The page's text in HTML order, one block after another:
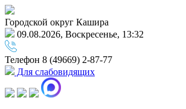
Городской округ Кашира
09.08.2026, Воскресенье, 13:32
Телефон 8 (49669) 2-87-77
Для слабовидящих